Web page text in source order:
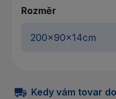
Rozměr
Kedy vám tovar